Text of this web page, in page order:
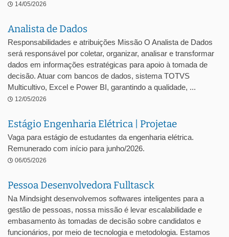
14/05/2026
Analista de Dados
Responsabilidades e atribuições Missão O Analista de Dados
será responsável por coletar, organizar, analisar e transformar
dados em informações estratégicas para apoio à tomada de
decisão. Atuar com bancos de dados, sistema TOTVS
Multicultivo, Excel e Power BI, garantindo a qualidade, ...
12/05/2026
Estágio Engenharia Elétrica | Projetae
Vaga para estágio de estudantes da engenharia elétrica.
Remunerado com início para junho/2026.
06/05/2026
Pessoa Desenvolvedora Fulltasck
Na Mindsight desenvolvemos softwares inteligentes para a
gestão de pessoas, nossa missão é levar escalabilidade e
embasamento às tomadas de decisão sobre candidatos e
funcionários, por meio de tecnologia e metodologia. Estamos